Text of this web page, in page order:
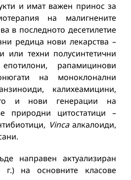
и имат важен принос за
на малигнените
в последното десетилетие
редица нови лекарства –
или техни полусинтетични
рапамицинови
на моноклонални
калихеамицини,
и нови генерации на
природни цитостатици –
Vincaалкалоиди,
направен актуализиран
на основните класове